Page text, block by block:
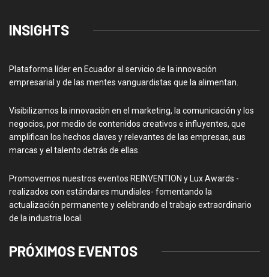
INSIGHTS
Plataforma líder en Ecuador al servicio de la innovación
empresarial y de las mentes vanguardistas que la alimentan.
Visibilizamos la innovación en el marketing, la comunicación y los
negocios, por medio de contenidos creativos e influyentes, que
amplifican los hechos claves y relevantes de las empresas, sus
marcas y el talento detrás de ellas.
Promovemos nuestros eventos REINVENTION y Lux Awards -
realizados con estándares mundiales- fomentando la
actualización permanente y celebrando el trabajo extraordinario
de la industria local.
PRÓXIMOS EVENTOS